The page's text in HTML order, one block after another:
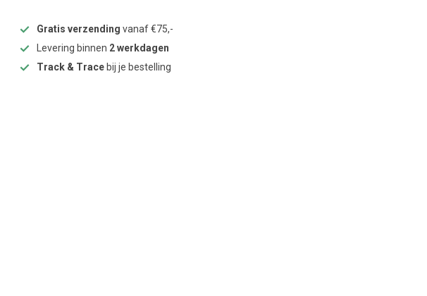
Gratis verzending vanaf €75,-
Levering binnen 2 werkdagen
Track & Trace bij je bestelling